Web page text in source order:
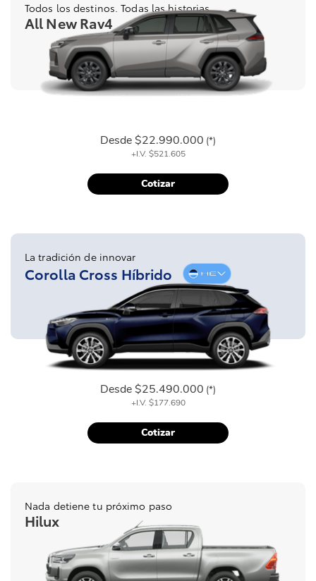
Todos los destinos. Todas las historias
All New Rav4
Desde$22.990.000 (*)
+I.V. $521.605
Cotizar
La tradición de innovar
Corolla Cross Híbrido
Desde$25.490.000 (*)
+I.V. $177.690
Cotizar
Nada detiene tu próximo paso
Hilux